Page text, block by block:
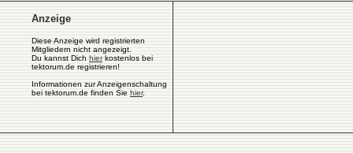
Anzeige
Diese Anzeige wird registrierten
Mitgliedern nicht angezeigt.
Du kannst Dich hierkostenlos bei
tektorum.de registrieren!
Informationen zur Anzeigenschaltung
bei tektorum.de finden Sie hier.